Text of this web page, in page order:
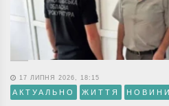
17 ЛИПНЯ 2026, 18:15
АКТУАЛЬНО ЖИТТЯ НОВИНИ